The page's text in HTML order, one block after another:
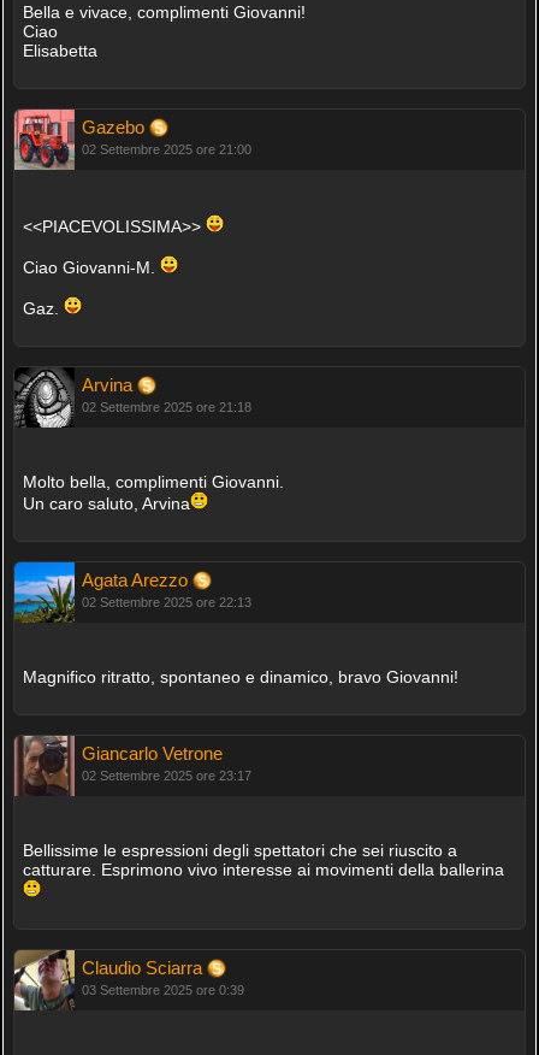
Bella e vivace, complimenti Giovanni!
Ciao
Elisabetta
Gazebo
02 Settembre 2025 ore 21:00
<<PIACEVOLISSIMA>>
Ciao Giovanni-M.
Gaz.
Arvina
02 Settembre 2025 ore 21:18
Molto bella, complimenti Giovanni.
Un caro saluto, Arvina
Agata Arezzo
02 Settembre 2025 ore 22:13
Magnifico ritratto, spontaneo e dinamico, bravo Giovanni!
Giancarlo Vetrone
02 Settembre 2025 ore 23:17
Bellissime le espressioni degli spettatori che sei riuscito a
catturare. Esprimono vivo interesse ai movimenti della ballerina
Claudio Sciarra
03 Settembre 2025 ore 0:39